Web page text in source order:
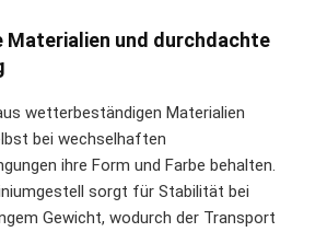
Materialien und durchdachte
wetterbeständigen Materialien
bei wechselhaften
ihre Form und Farbe behalten.
sorgt für Stabilität bei
Gewicht, wodurch der Transport